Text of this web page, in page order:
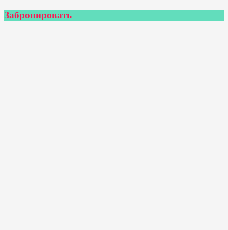
Забронировать